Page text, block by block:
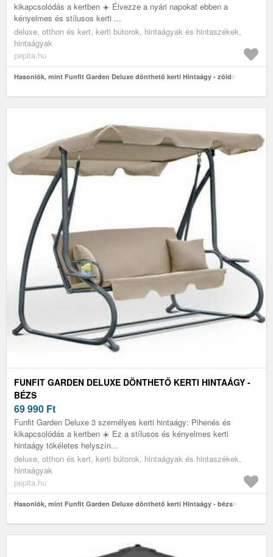
kikapcsolódás a kertben ☀️ Élvezze a nyári napokat ebben a
kényelmes és stílusos kerti ...
deluxe, otthon és kert, kerti bútorok, hintaágyak és hintaszékek,
hintaágyak
pepita.hu
Hasonlók, mint Funfit Garden Deluxe dönthető kerti Hintaágy - zöld
FUNFIT GARDEN DELUXE DÖNTHETŐ KERTI HINTAÁGY -
BÉZS
69 990 Ft
Funfit Garden Deluxe 3 személyes kerti hintaágy: Pihenés és
kikapcsolódás a kertben ☀️ Ez a stílusos és kényelmes kerti
hintaágy tökéletes helyszín...
deluxe, otthon és kert, kerti bútorok, hintaágyak és hintaszékek,
hintaágyak
pepita.hu
Hasonlók, mint Funfit Garden Deluxe dönthető kerti Hintaágy - bézs